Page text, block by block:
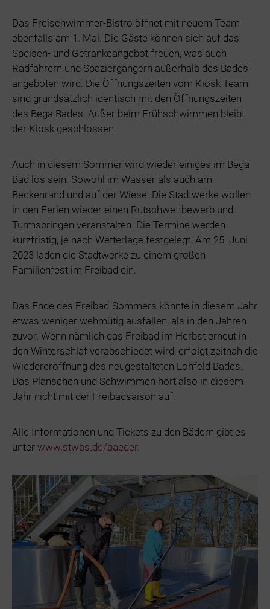
Das Freischwimmer-Bistro öffnet mit neuem Team
ebenfalls am 1. Mai. Die Gäste können sich auf das
Speisen- und Getränkeangebot freuen, was auch
Radfahrern und Spaziergängern außerhalb des Bades
angeboten wird. Die Öffnungszeiten vom Kiosk Team
sind grundsätzlich identisch mit den Öffnungszeiten
des Bega Bades. Außer beim Frühschwimmen bleibt
der Kiosk geschlossen.
Auch in diesem Sommer wird wieder einiges im Bega
Bad los sein. Sowohl im Wasser als auch am
Beckenrand und auf der Wiese. Die Stadtwerke wollen
in den Ferien wieder einen Rutschwettbewerb und
Turmspringen veranstalten. Die Termine werden
kurzfristig, je nach Wetterlage festgelegt. Am 25. Juni
2023 laden die Stadtwerke zu einem großen
Familienfest im Freibad ein.
Das Ende des Freibad-Sommers könnte in diesem Jahr
etwas weniger wehmütig ausfallen, als in den Jahren
zuvor. Wenn nämlich das Freibad im Herbst erneut in
den Winterschlaf verabschiedet wird, erfolgt zeitnah die
Wiedereröffnung des neugestalteten Lohfeld Bades.
Das Planschen und Schwimmen hört also in diesem
Jahr nicht mit der Freibadsaison auf.
Alle Informationen und Tickets zu den Bädern gibt es
unter www.stwbs.de/baeder.